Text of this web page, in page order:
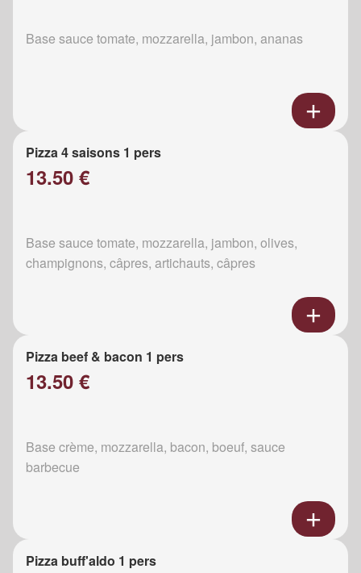
Base sauce tomate, mozzarella, jambon, ananas
Pizza 4 saisons 1 pers
13.50 €
Base sauce tomate, mozzarella, jambon, olives,
champignons, câpres, artichauts, câpres
Pizza beef & bacon 1 pers
13.50 €
Base crème, mozzarella, bacon, boeuf, sauce
barbecue
Pizza buff'aldo 1 pers